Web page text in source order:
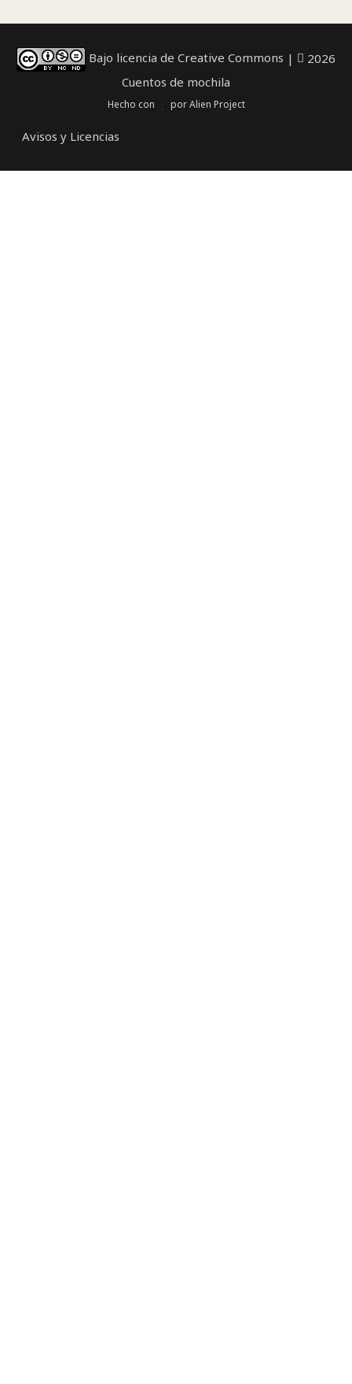
Bajo licencia de Creative Commons |
2026
Cuentos de mochila
Hecho con porAlien Project
Avisos y Licencias